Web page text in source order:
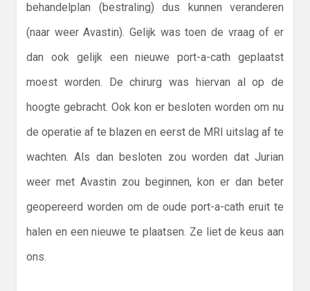
behandelplan (bestraling) dus kunnen veranderen
(naar weer Avastin). Gelijk was toen de vraag of er
dan ook gelijk een nieuwe port-a-cath geplaatst
moest worden. De chirurg was hiervan al op de
hoogte gebracht. Ook kon er besloten worden om nu
de operatie af te blazen en eerst de MRI uitslag af te
wachten. Als dan besloten zou worden dat Jurian
weer met Avastin zou beginnen, kon er dan beter
geopereerd worden om de oude port-a-cath eruit te
halen en een nieuwe te plaatsen. Ze liet de keus aan
ons.